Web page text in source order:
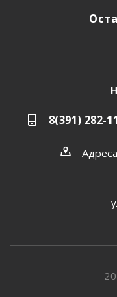
8(391) 282-